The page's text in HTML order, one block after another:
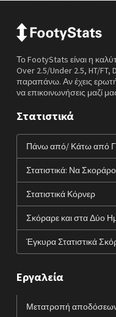
Το FootyStats είναι η
Over 2.5/Under 2.5, HT/FT,
παραπάνω. Αν έχεις
να επικοινωνήσεις μαζί
Στατιστικά
Πάνω από/ Κάτω από
Στατιστικά: Να
Στατιστικά Κόρνερ
Σκόραρε και στα Δύο
Έγκυρα Στατιστικά
Εργαλεία
Μετατροπή αποδόσεων